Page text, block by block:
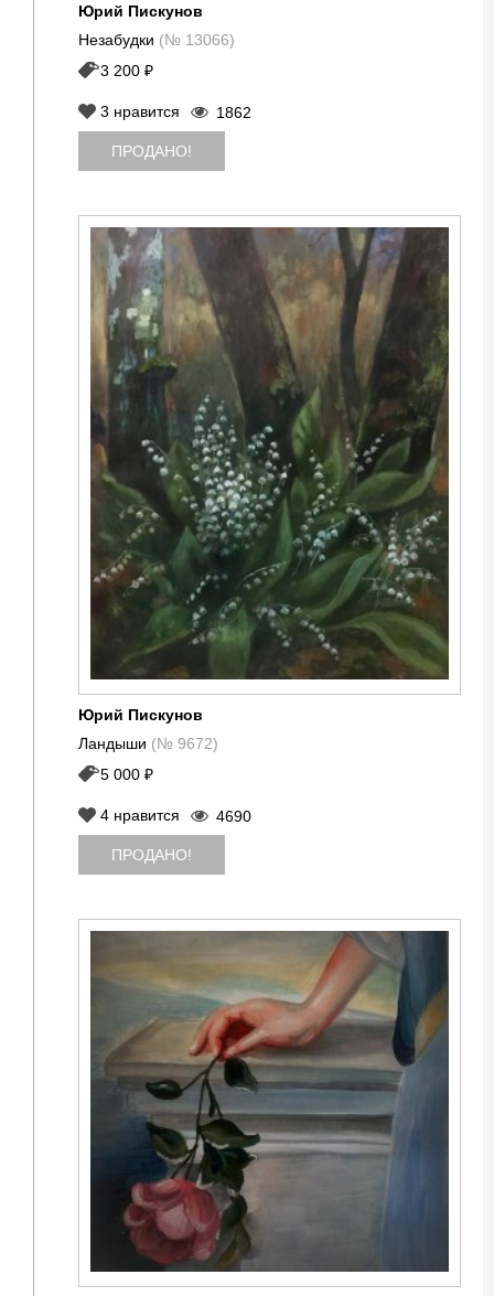
Юрий Пискунов
Незабудки (№ 13066)
3 200 ₽
3 нравится 1862
ПРОДАНО!
Юрий Пискунов
Ландыши (№ 9672)
5 000 ₽
4 нравится 4690
ПРОДАНО!